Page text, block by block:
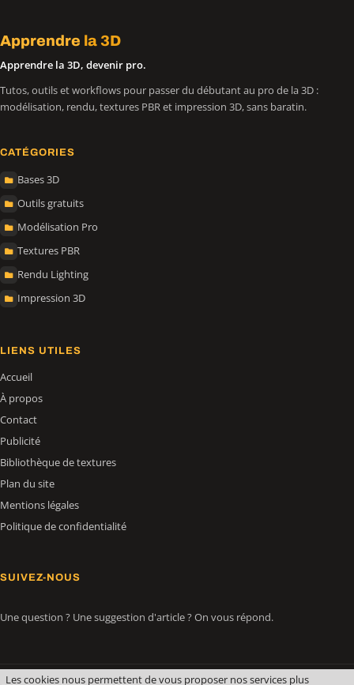
Apprendre la 3D
Apprendre la 3D, devenir pro.
Tutos, outils et workflows pour passer du débutant au pro de la 3D :
modélisation, rendu, textures PBR et impression 3D, sans baratin.
CATÉGORIES
Bases 3D
Outils gratuits
Modélisation Pro
Textures PBR
Rendu Lighting
Impression 3D
LIENS UTILES
Accueil
À propos
Contact
Publicité
Bibliothèque de textures
Plan du site
Mentions légales
Politique de confidentialité
SUIVEZ-NOUS
Une question ? Une suggestion d'article ? On vous répond.
Les cookies nous permettent de vous proposer nos services plus